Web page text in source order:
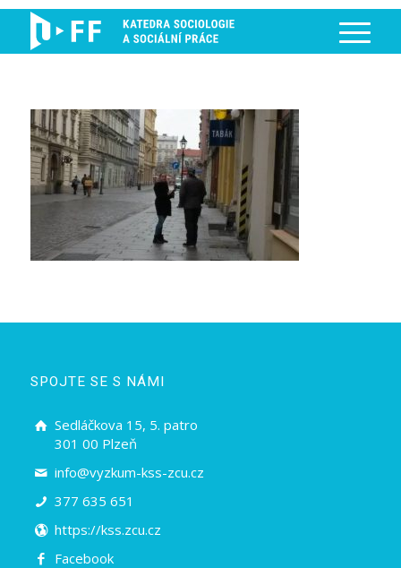
SPOJTE SE S NÁMI
Sedláčkova 15, 5. patro
301 00 Plzeň
info@vyzkum-kss-zcu.cz
377 635 651
https://kss.zcu.cz
Facebook